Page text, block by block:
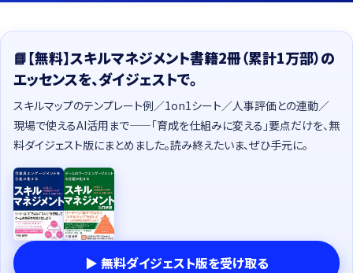
📘【無料】スキルマネジメント書籍2冊（累計1万部）の
エッセンスを、ダイジェストで。
スキルマップのテンプレート例／1on1シート／人事評価との連動／
現場で使えるAI活用まで——「育成を仕組みに変える」要点だけを、無
料ダイジェスト版にまとめました。読み終えたいま、ぜひ手元に。
▶ 無料ダイジェスト版を受け取る